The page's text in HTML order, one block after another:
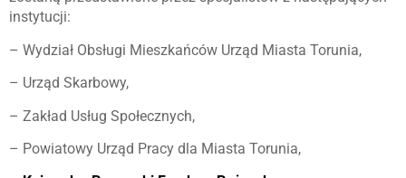
instytucji:
– Wydział Obsługi Mieszkańców Urząd Miasta Torunia,
– Urząd Skarbowy,
– Zakład Usług Społecznych,
– Powiatowy Urząd Pracy dla Miasta Torunia,